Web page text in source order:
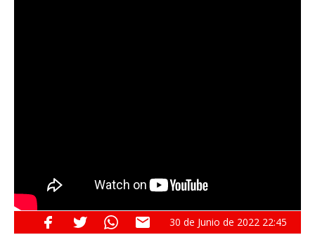
30 de Junio de 2022 22:45